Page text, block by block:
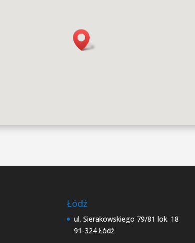
Łódź
ul. Sierakowskiego 79/81 lok. 18
91-324 Łódź